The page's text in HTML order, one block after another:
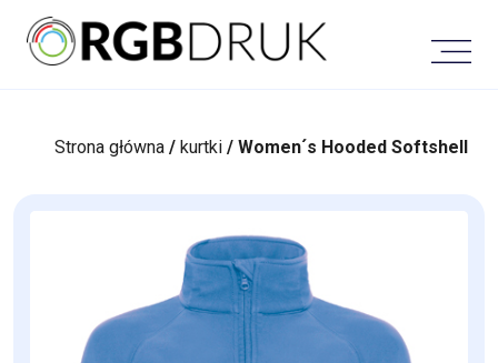
content
Strona główna /kurtki / Women´s Hooded Softshell